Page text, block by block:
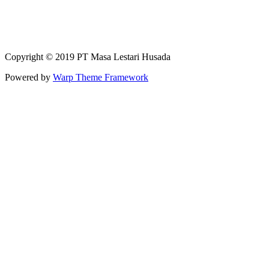
Copyright © 2019 PT Masa Lestari Husada
Powered by Warp Theme Framework